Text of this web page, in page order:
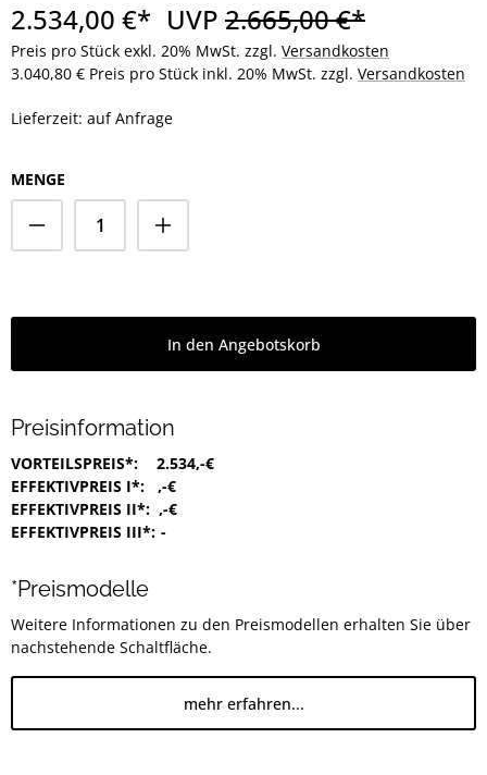
2.534,00 €* UVP 2.665,00 €*
Preis pro Stück exkl. 20% MwSt. zzgl. Versandkosten
3.040,80 € Preis pro Stück inkl. 20% MwSt. zzgl. Versandkosten
Lieferzeit: auf Anfrage
MENGE
In den Angebotskorb
Preisinformation
VORTEILSPREIS*:
2.534,-€
EFFEKTIVPREIS I*:
,-€
EFFEKTIVPREIS II*: ,-€
EFFEKTIVPREIS III*: -
*Preismodelle
Weitere Informationen zu den Preismodellen erhalten Sie über
nachstehende Schaltfläche.
mehr erfahren...